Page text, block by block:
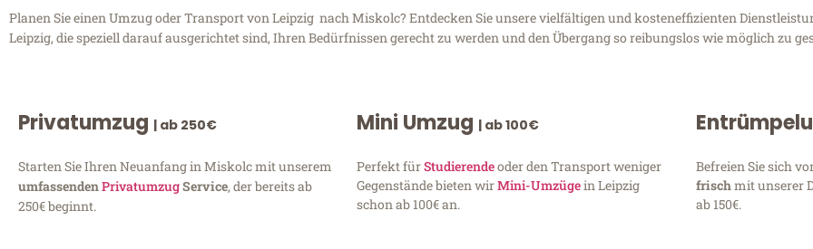
Planen Sie einen Umzug oder Transport von Leipzig nach Miskolc? Entdecken Sie unsere vielfältigen und kosteneffizienten
Leipzig, die speziell darauf ausgerichtet sind, Ihren Bedürfnissen gerecht zu werden und den Übergang so reibungslos wie möglich zu
Privatumzug | ab 250€
Starten Sie Ihren Neuanfang in Miskolc mit unserem
umfassendenPrivatumzugService, der bereits ab
250€ beginnt.
Mini Umzug | ab 100€
Perfekt fürStudierendeoder den Transport weniger
Gegenstände bieten wirMini-Umzügein Leipzig
schon ab 100€ an.
Befreien Sie sich
frischmit unserer
ab 150€.